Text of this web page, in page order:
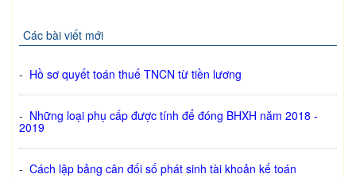
Các bài viết mới
- Hồ sơ quyết toán thuế TNCN từ tiền lương
- Những loại phụ cấp được tính để đóng BHXH năm 2018 -
2019
- Cách lập bảng cân đối số phát sinh tài khoản kế toán